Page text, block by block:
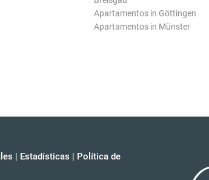
Apartamentos in Göttingen
Apartamentos in Münster
| Estadísticas | Política de